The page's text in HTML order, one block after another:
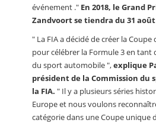
événement ." En 2018, le Grand
Zandvoort se tiendra du 31
" La FIA a décidé de créer la Coupe
pour célébrer la Formule 3 en tant
du sport automobile ",explique
président de la Commission du
la FIA. " Il y a plusieurs séries
Europe et nous voulons
catégorie dans une Coupe unique